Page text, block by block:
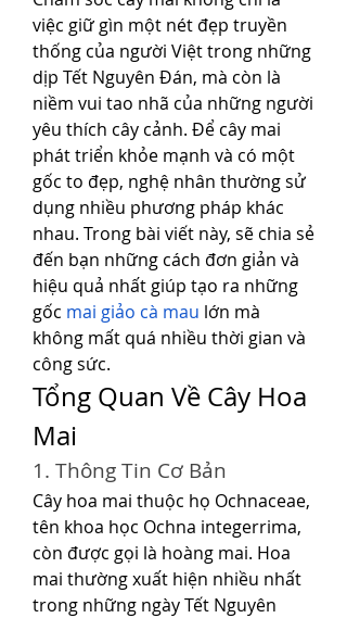
việc giữ gìn một nét đẹp truyền
thống của người Việt trong những
dịp Tết Nguyên Đán, mà còn là
niềm vui tao nhã của những người
yêu thích cây cảnh. Để cây mai
phát triển khỏe mạnh và có một
gốc to đẹp, nghệ nhân thường sử
dụng nhiều phương pháp khác
nhau. Trong bài viết này, sẽ chia sẻ
đến bạn những cách đơn giản và
hiệu quả nhất giúp tạo ra những
gốc mai giảo cà mau lớn mà
không mất quá nhiều thời gian và
công sức.
Tổng Quan Về Cây Hoa
Mai
1. Thông Tin Cơ Bản
Cây hoa mai thuộc họ Ochnaceae,
tên khoa học Ochna integerrima,
còn được gọi là hoàng mai. Hoa
mai thường xuất hiện nhiều nhất
trong những ngày Tết Nguyên